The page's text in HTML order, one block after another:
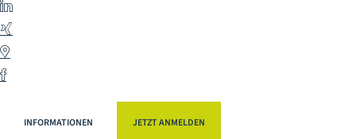
Facebook
INFORMATIONEN JETZT ANMELDEN